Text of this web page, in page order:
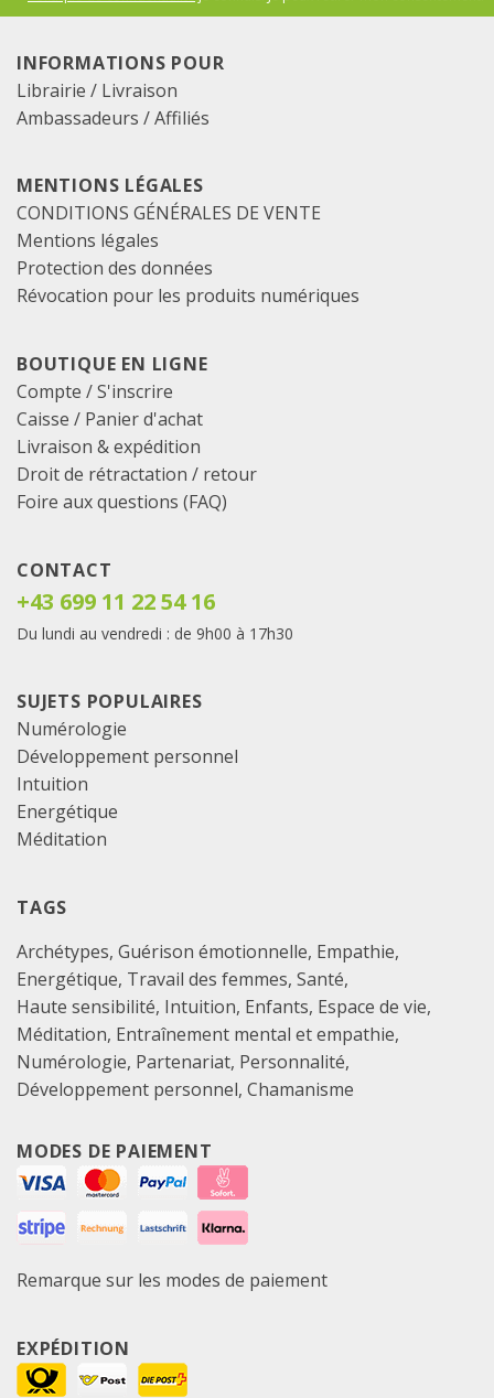
INFORMATIONS POUR
Librairie / Livraison
Ambassadeurs / Affiliés
MENTIONS LÉGALES
CONDITIONS GÉNÉRALES DE VENTE
Mentions légales
Protection des données
Révocation pour les produits numériques
BOUTIQUE EN LIGNE
Compte / S'inscrire
Caisse / Panier d'achat
Livraison & expédition
Droit de rétractation / retour
Foire aux questions (FAQ)
CONTACT
+43 699 11 22 54 16
Du lundi au vendredi : de 9h00 à 17h30
SUJETS POPULAIRES
Numérologie
Développement personnel
Intuition
Energétique
Méditation
TAGS
Archétypes Guérison émotionnelle Empathie
Energétique Travail des femmes Santé
Haute sensibilité Intuition Enfants Espace de vie
Méditation Entraînement mental et empathie
Numérologie Partenariat Personnalité
Développement personnel Chamanisme
MODES DE PAIEMENT
Remarque sur les modes de paiement
EXPÉDITION